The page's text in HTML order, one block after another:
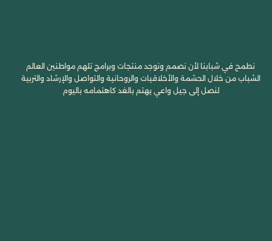
نطمح في شبابنا لأن نصمم ونوجد منتجات وبرامج تلهم مواطنين العالم
الشباب من خلال الحشمة والأخلاقيات والروحانية والتواصل والإرشاد والتربية
لنصل إلى جيل واعي يهتم بالغد كاهتمامه باليوم